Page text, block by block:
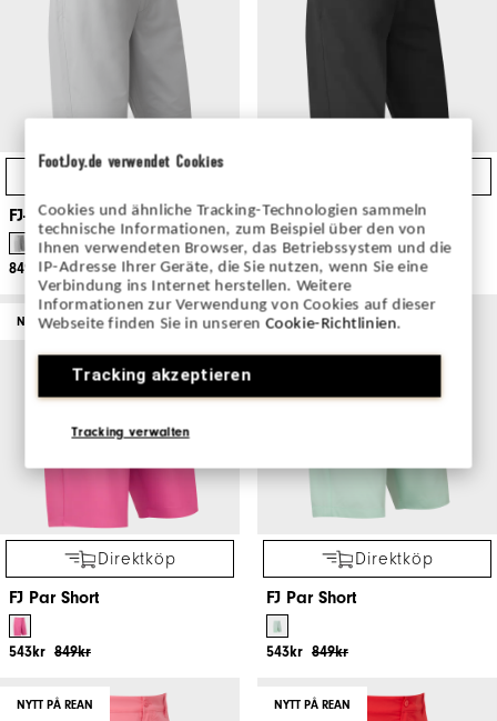
FootJoy.de verwendet Cookies
Cookies und ähnliche Tracking-Technologien sammeln
technische Informationen, zum Beispiel über den von
Ihnen verwendeten Browser, das Betriebssystem und die
IP-Adresse Ihrer Geräte, die Sie nutzen, wenn Sie eine
Verbindung ins Internet herstellen. Weitere
Informationen zur Verwendung von Cookies auf dieser
Webseite finden Sie in unserenCookie-Richtlinien.
Tracking akzeptieren
Tracking verwalten
FJ-pargolfshorts
849kr
FJ-pargolfshorts
849kr
NYTT PÅ REAN
Direktköp
FJ Par Short
849kr
543kr
NYTT PÅ REAN
Direktköp
FJ Par Short
849kr
543kr
NYTT PÅ REAN NYTT PÅ REAN